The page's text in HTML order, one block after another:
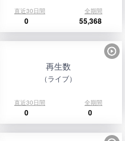
直近30日間 全期間
0 55,368
再生数
（ライブ）
直近30日間 全期間
0 0